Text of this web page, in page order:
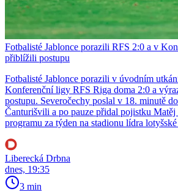
Fotbalisté Jablonce porazili RFS 2:0 a v
přiblížili postupu
Fotbalisté Jablonce porazili v úvodním
Konferenční ligy RFS Riga doma 2:0 a
postupu. Severočechy poslal v 18. minutě
Čanturišvili a po pauze přidal pojistku Matěj
programu za týden na stadionu lídra
Liberecká Drbna
dnes, 19:35
3 min